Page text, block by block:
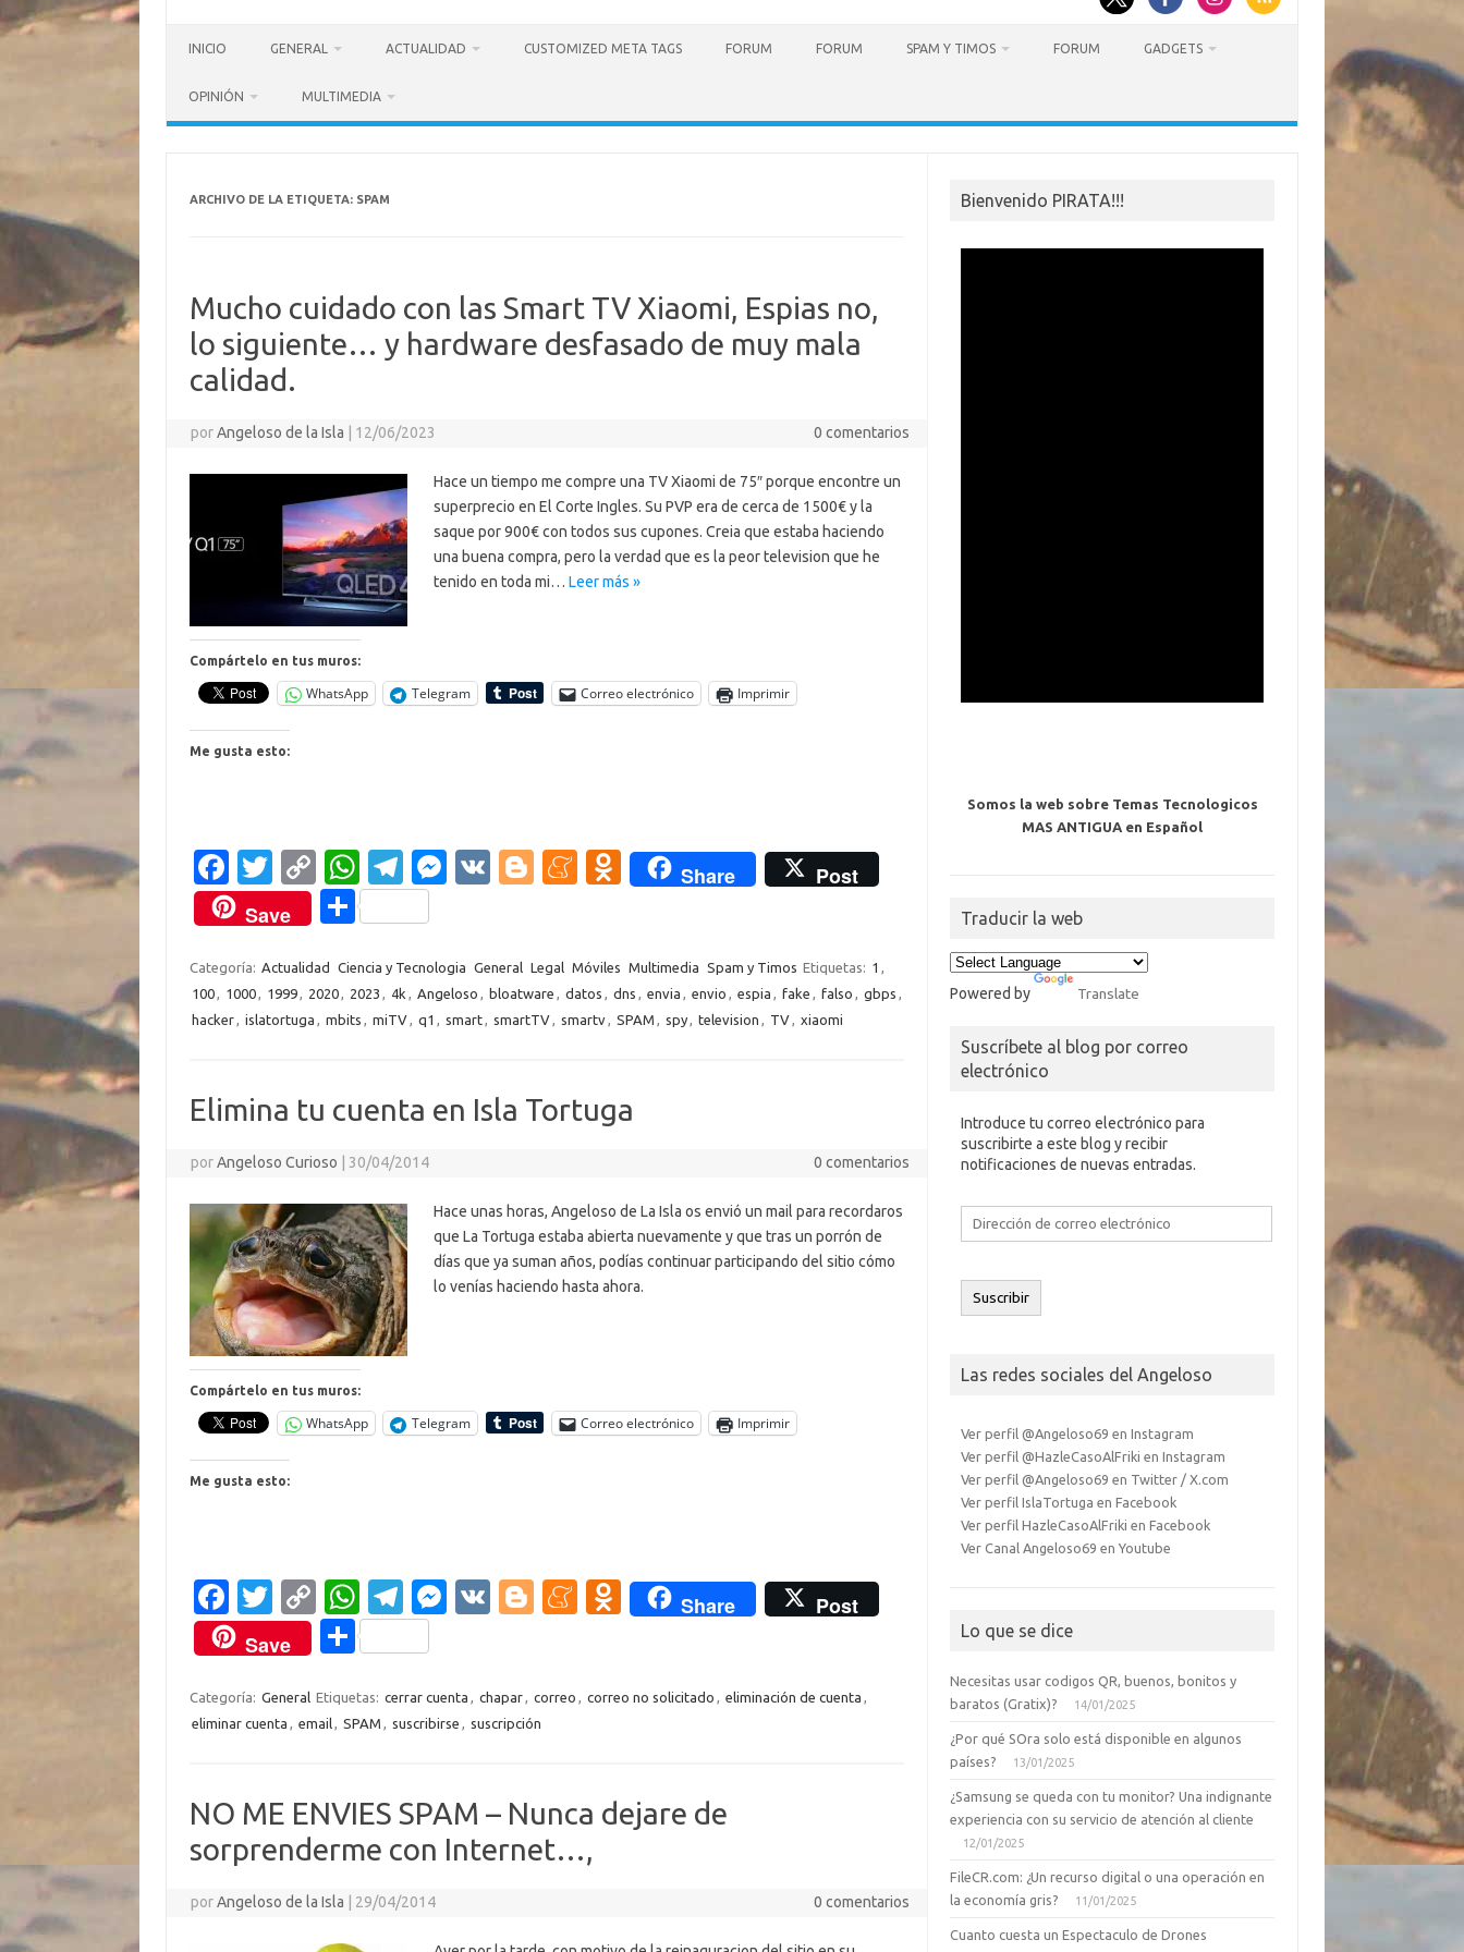
INICIO GENERAL ACTUALIDAD CUSTOMIZED META TAGS FORUM FORUM SPAM Y TIMOS FORUM GADGETS
OPINIÓN MULTIMEDIA
ARCHIVO DE LA ETIQUETA: SPAM
Mucho cuidado con las Smart TV Xiaomi, Espias no,
lo siguiente… y hardware desfasado de muy mala
calidad.
porAngeloso de la Isla 12/06/2023 0 comentarios
Hace un tiempo me compre una TV Xiaomi de 75″ porque encontre un
superprecio en El Corte Ingles. Su PVP era de cerca de 1500€ y la
saque por 900€ con todos sus cupones. Creia que estaba haciendo
una buena compra, pero la verdad que es la peor television que he
tenido en toda mi… Leer más »
Compártelo en tus muros:
WhatsApp Telegram Correo electrónico Imprimir
Me gusta esto:
Fa
c
e
b
o
T
w
it
te
r
C
o
p
y
Li
W
h
at
s
A
T
el
e
gr
a
M
n
g
V
Bl
g
er
M
e
a
O
o
kl
ik
Share
Post
Save
C
m
p
r
Categoría: Actualidad Ciencia y Tecnologia General Legal Móviles Multimedia Spam y Timos Etiquetas: 1 ,
100, 1000, 1999, 2020, 2023 , 4k , Angeloso , bloatware , datos , dns , envia , envio , espia , fake , falso , gbps ,
hacker, islatortuga , mbits , miTV, q1 , smart, smartTV, smartv, SPAM , spy, television , TV, xiaomi
Elimina tu cuenta en Isla Tortuga
porAngeloso Curioso 30/04/2014 0 comentarios
Hace unas horas, Angeloso de La Isla os envió un mail para recordaros
que La Tortuga estaba abierta nuevamente y que tras un porrón de
días que ya suman años, podías continuar participando del sitio cómo
lo venías haciendo hasta ahora.
Compártelo en tus muros:
WhatsApp Telegram Correo electrónico Imprimir
Me gusta esto:
Fa
c
e
b
o
k
T
w
it
te
r
C
o
p
y
Li
k
W
h
at
s
A
p
T
el
e
gr
a
M
n
g
V
Bl
g
er
M
e
e
O
o
sn
ik
Share
Post
Save
C
m
p
ti
r
Categoría: General Etiquetas: cerrar cuenta , chapar, correo , correo no solicitado , eliminación de cuenta ,
eliminar cuenta , email, SPAM , suscribirse , suscripción
NO ME ENVIES SPAM – Nunca dejare de
sorprenderme con Internet…,
porAngeloso de la Isla 29/04/2014 0 comentarios
Bienvenido PIRATA!!!
Somos la web sobre Temas Tecnologicos
MAS ANTIGUA en Español
Traducir la web
Powered by Translate
Suscríbete al blog por correo
electrónico
Introduce tu correo electrónico para
suscribirte a este blog y recibir
notificaciones de nuevas entradas.
Dirección
electrónico
Suscribir
Las redes sociales del Angeloso
Ver perfil @Angeloso69 en Instagram
Ver perfil @HazleCasoAlFriki en Instagram
Ver perfil @Angeloso69 en Twitter / X.com
Ver perfil IslaTortuga en Facebook
Ver perfil HazleCasoAlFriki en Facebook
Ver Canal Angeloso69 en Youtube
Lo que se dice
Necesitas usar codigos QR, buenos, bonitos y
baratos (Gratix)?
14/01/2025
¿Por qué SOra solo está disponible en algunos
países?
13/01/2025
¿Samsung se queda con tu monitor? Una indignante
experiencia con su servicio de atención al cliente
12/01/2025
FileCR.com: ¿Un recurso digital o una operación en
la economía gris?
11/01/2025
Cuanto cuesta un Espectaculo de Drones